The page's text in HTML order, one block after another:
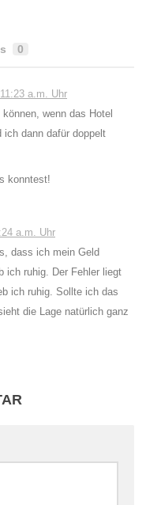
0
a.m. Uhr
wenn das Hotel
ich dann dafür doppelt
konntest!
a.m. Uhr
dass ich mein Geld
ich ruhig. Der Fehler liegt
ich ruhig. Sollte ich das
die Lage natürlich ganz